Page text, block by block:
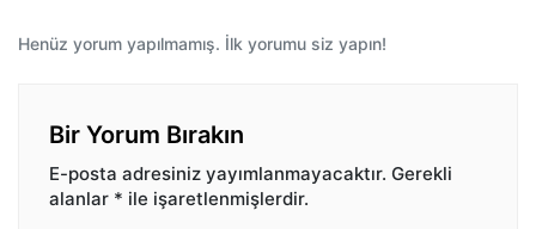
Henüz yorum yapılmamış. İlk yorumu siz yapın!
Bir Yorum Bırakın
E-posta adresiniz yayımlanmayacaktır. Gerekli
alanlar * ile işaretlenmişlerdir.